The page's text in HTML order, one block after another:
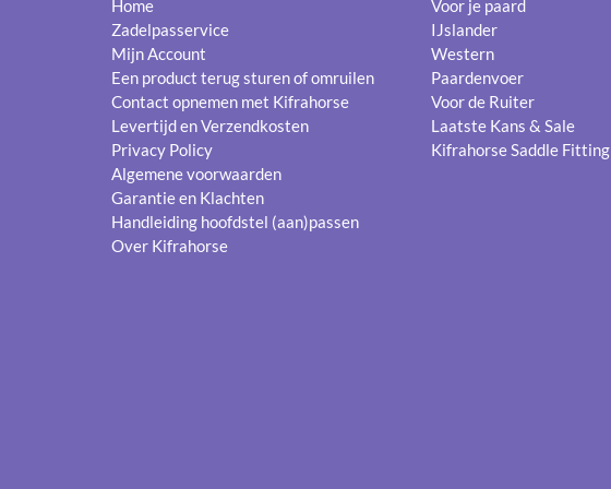
Voor je paard
IJslander
Western
Paardenvoer
Voor de Ruiter
Laatste Kans & Sale
Kifrahorse Saddle Fitting
Home
Zadelpasservice
Mijn Account
Een product terug sturen of omruilen
Contact opnemen met Kifrahorse
Levertijd en Verzendkosten
Privacy Policy
Algemene voorwaarden
Garantie en Klachten
Handleiding hoofdstel (aan)passen
Over Kifrahorse